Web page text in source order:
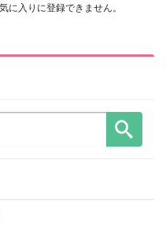
入りに登録できません。